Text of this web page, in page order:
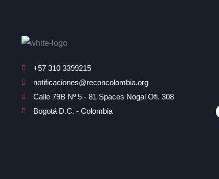
+57 310 3399215
notificaciones@reconcolombia.org
Calle 79B Nº 5 - 81 Spaces Nogal Ofi. 308
Bogotá D.C. - Colombia